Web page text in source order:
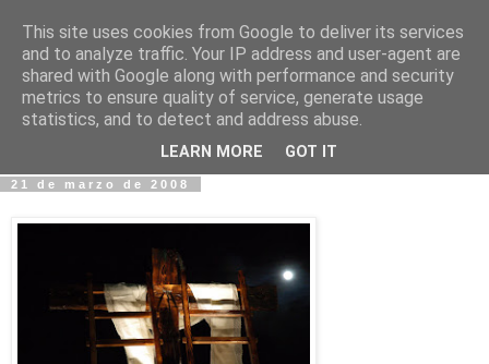
Fotos y Cosas
Miguel Sáenz de Santa María Elizalde
"Un blog es como un diario, pero sin candado".
21 de marzo de 2008
This site uses cookies from Google to deliver its services
and to analyze traffic. Your IP address and user-agent are
shared with Google along with performance and security
metrics to ensure quality of service, generate usage
statistics, and to detect and address abuse.
LEARN MORE GOT IT